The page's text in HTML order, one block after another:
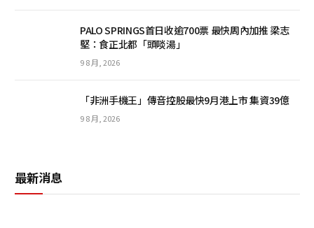
PALO SPRINGS首日收逾700票 最快周內加推 梁志
堅：食正北都「頭啖湯」
9 8 月, 2026
「非洲手機王」傳音控股最快9月港上市 集資39億
9 8 月, 2026
最新消息